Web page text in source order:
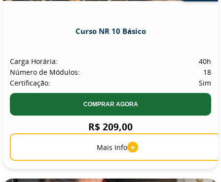
Curso NR 10 Básico
Carga Horária:
40h
Número de Módulos:
18
Certificação:
Sim
COMPRAR AGORA
R$ 209,00
Mais Info +